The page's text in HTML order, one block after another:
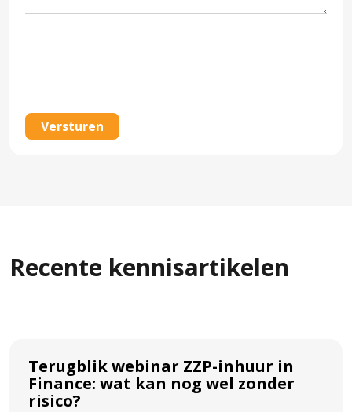
Recente kennisartikelen
Terugblik webinar ZZP-inhuur in
Finance: wat kan nog wel zonder
risico?